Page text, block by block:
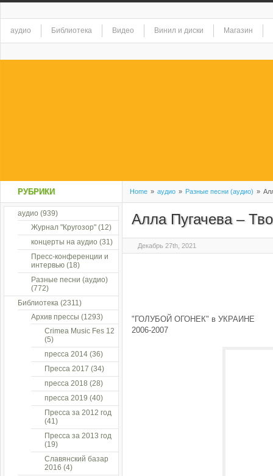
аудио Библиотека Видео Винил и диски Магазин
Home » аудио » Разные песни (аудио) »
Алла Пугачева –
Декабрь 27th, 2021
"ГОЛУБОЙ ОГОНЕК" в УКРАИНЕ
2006-2007
РУБРИКИ
аудио (939)
Журнал "Кругозор" (12)
концерты на аудио (31)
Пресс-конференции и
интервью (18)
Разные песни (аудио)
(772)
Библиотека (2311)
Архив прессы (1293)
Crimea Music Fes 12
(5)
пресса 2014 (36)
Пресса 2017 (34)
пресса 2018 (28)
пресса 2019 (40)
Пресса за 2012 год
(41)
Пресса за 2013 год
(19)
Славянский базар
2016 (4)